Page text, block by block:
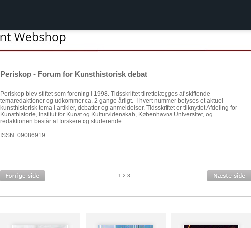
Periskop - Forum for Kunsthistorisk debat
Periskop blev stiftet som forening i 1998. Tidsskriftet tilrettelægges af skiftende
temaredaktioner og udkommer ca. 2 gange årligt. I hvert nummer belyses et aktuel
kunsthistorisk tema i artikler, debatter og anmeldelser. Tidsskriftet er tilknyttet Afdeling for
Kunsthistorie, Institut for Kunst og Kulturvidenskab, Københavns Universitet, og
redaktionen består af forskere og studerende.
ISSN: 09086919
1 2 3